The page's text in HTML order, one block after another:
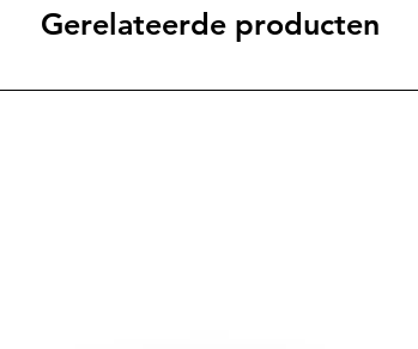
Gerelateerde producten